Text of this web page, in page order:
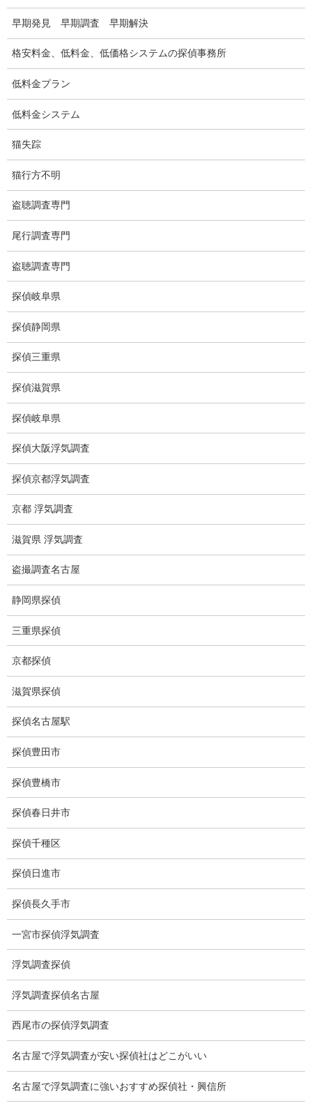
GPS調査
車両調査
浮気調査地域
浮気調査関連調査
盗聴調査料金
盗聴器の種類
ご依頼の注意点
世界の盗聴事情
弊社が選ばれる理由
盗撮器
盗撮調査愛知県
電磁波測定調査
電磁波とは
ストーカー調査
待ち伏せ
集団ストーカー
GPS発見調査
盗難車両調査
猫犬の捜索
所在調査
身元調査
人探し
失踪・家出調査
所在確認調査
猫の捜索調査料金
報告書サンプル
調査事例
早期発見 早期調査 早期解決
格安料金、低料金、低価格システムの探偵事務所
低料金プラン
低料金システム
猫失踪
猫行方不明
盗聴調査専門
尾行調査専門
盗聴調査専門
探偵岐阜県
探偵静岡県
探偵三重県
探偵滋賀県
探偵岐阜県
探偵大阪浮気調査
探偵京都浮気調査
京都 浮気調査
滋賀県 浮気調査
盗撮調査名古屋
静岡県探偵
三重県探偵
京都探偵
滋賀県探偵
探偵名古屋駅
探偵豊田市
探偵豊橋市
探偵春日井市
探偵千種区
探偵日進市
探偵長久手市
一宮市探偵浮気調査
浮気調査探偵
浮気調査探偵名古屋
西尾市の探偵浮気調査
名古屋で浮気調査が安い探偵社はどこがいい
名古屋で浮気調査に強いおすすめ探偵社・興信所